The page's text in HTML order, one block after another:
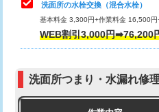
マス交換（深さ50㎝未満）
マス交換（深さ50㎝以上）
交換・取付(混合水栓（壁付・デ
式・ワンホール）)
（P/S/ポップアップ））
交換・取付（その他部品）
洗面所の水栓交換（混合水栓）
基本料金 3,300円+作業料金 16,500
WEB割引3,000円➡76,200
洗面所つまり・水漏れ修